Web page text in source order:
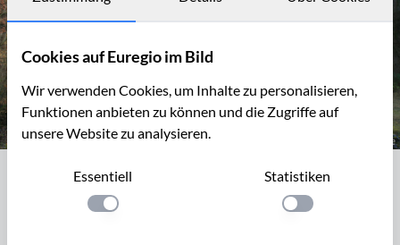
Kontakt
Steinbruch, NSG, Schmithof (Aachen-
Schmithof)
Cookies auf Euregio im Bild
Wir verwenden Cookies, um Inhalte zu personalisieren,
Funktionen anbieten zu können und die Zugriffe auf
unsere Website zu analysieren.
Essentiell
Einstellung anwenden
Statistiken
Einstellung